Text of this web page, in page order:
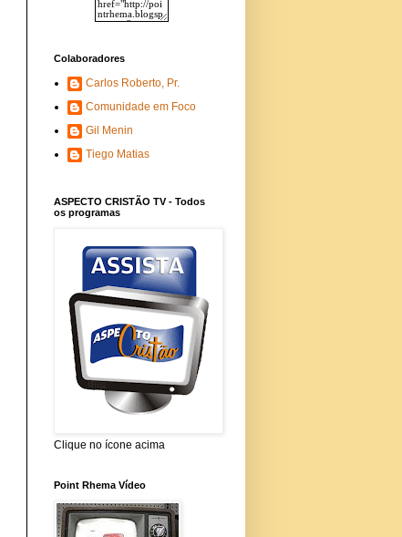
Colaboradores
Carlos Roberto, Pr.
Comunidade em Foco
Gil Menin
Tiego Matias
ASPECTO CRISTÃO TV - Todos
os programas
Clique no ícone acima
Point Rhema Vídeo